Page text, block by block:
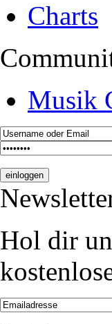
Charts
Musik
Hol dir